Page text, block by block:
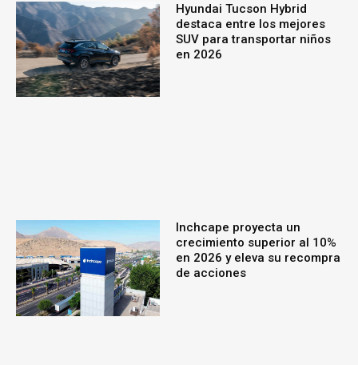
Hyundai Tucson Hybrid
destaca entre los mejores
SUV para transportar niños
en 2026
Inchcape proyecta un
crecimiento superior al 10%
en 2026 y eleva su recompra
de acciones